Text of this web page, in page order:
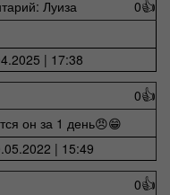
Луиза 0👍
| 17:38
0👍
он за 1 день😠😁
| 15:49
0👍